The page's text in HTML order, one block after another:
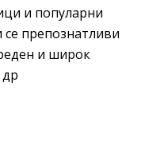
и популарни
се препознатливи
и широк